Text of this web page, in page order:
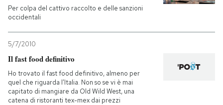
Per colpa del cattivo raccolto e delle sanzioni
occidentali
5/7/2010
Il fast food definitivo
Ho trovato il fast food definitivo, almeno per
quel che riguarda l’Italia. Non so se vi è mai
capitato di mangiare da Old Wild West, una
catena di ristoranti tex-mex dai prezzi